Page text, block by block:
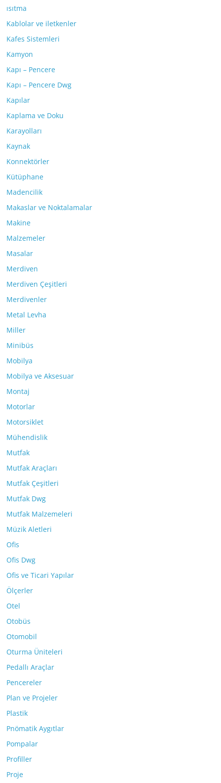
ısıtma
Kablolar ve iletkenler
Kafes Sistemleri
Kamyon
Kapı – Pencere
Kapı – Pencere Dwg
Kapılar
Kaplama ve Doku
Karayolları
Kaynak
Konnektörler
Kütüphane
Madencilik
Makaslar ve Noktalamalar
Makine
Malzemeler
Masalar
Merdiven
Merdiven Çeşitleri
Merdivenler
Metal Levha
Miller
Minibüs
Mobilya
Mobilya ve Aksesuar
Montaj
Motorlar
Motorsiklet
Mühendislik
Mutfak
Mutfak Araçları
Mutfak Çeşitleri
Mutfak Dwg
Mutfak Malzemeleri
Müzik Aletleri
Ofis
Ofis Dwg
Ofis ve Ticari Yapılar
Ölçerler
Otel
Otobüs
Otomobil
Oturma Üniteleri
Pedallı Araçlar
Pencereler
Plan ve Projeler
Plastik
Pnömatik Aygıtlar
Pompalar
Profiller
Proje